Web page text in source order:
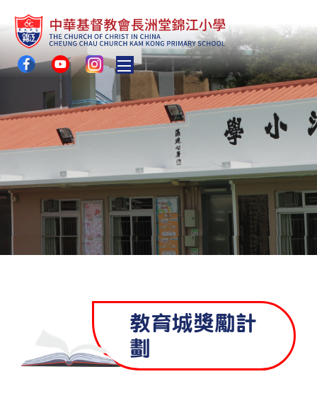
Toggle main menu visibility
教育城獎勵計
劃